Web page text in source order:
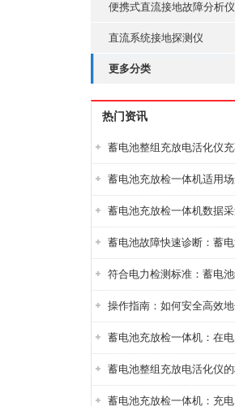
便携式直流接地故障分析仪
直流系统接地探测仪
更多分类
热门资讯